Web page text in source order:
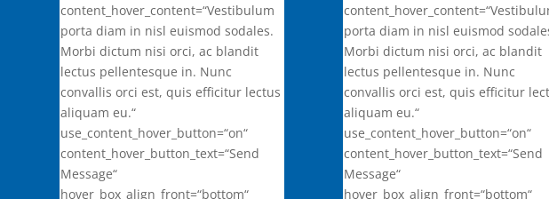
content_hover_content=“Vestibulum
porta diam in nisl euismod sodales.
Morbi dictum nisi orci, ac blandit
lectus pellentesque in. Nunc
convallis orci est, quis efficitur lectus
aliquam eu.“
use_content_hover_button=“on“
content_hover_button_text=“Send
Message“
hover_box_align_front=“bottom“
porta diam in nisl euismod
Morbi dictum nisi orci, ac blandit
lectus pellentesque in. Nunc
convallis orci est, quis efficitur
aliquam eu.“
use_content_hover_button=“on“
content_hover_button_text=“Send
Message“
hover_box_align_front=“bottom“